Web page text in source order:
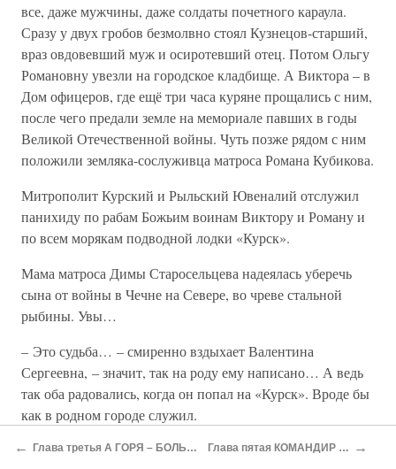
все, даже мужчины, даже солдаты почетного караула.
Сразу у двух гробов безмолвно стоял Кузнецов-старший,
враз овдовевший муж и осиротевший отец. Потом Ольгу
Романовну увезли на городское кладбище. А Виктора – в
Дом офицеров, где ещё три часа куряне прощались с ним,
после чего предали земле на мемориале павших в годы
Великой Отечественной войны. Чуть позже рядом с ним
положили земляка-сослуживца матроса Романа Кубикова.
Митрополит Курский и Рыльский Ювеналий отслужил
панихиду по рабам Божьим воинам Виктору и Роману и
по всем морякам подводной лодки «Курск».
Мама матроса Димы Старосельцева надеялась уберечь
сына от войны в Чечне на Севере, во чреве стальной
рыбины. Увы…
– Это судьба… – смиренно вздыхает Валентина
Сергеевна, – значит, так на роду ему написано… А ведь
так оба радовались, когда он попал на «Курск». Вроде бы
как в родном городе служил.
Говорят, болгарская вещунья Ванга предвидела
← Глава третья А ГОРЯ – БОЛЬШЕ МОРЯ… Глава пятая КОМАНДИР «КУРСКА» →